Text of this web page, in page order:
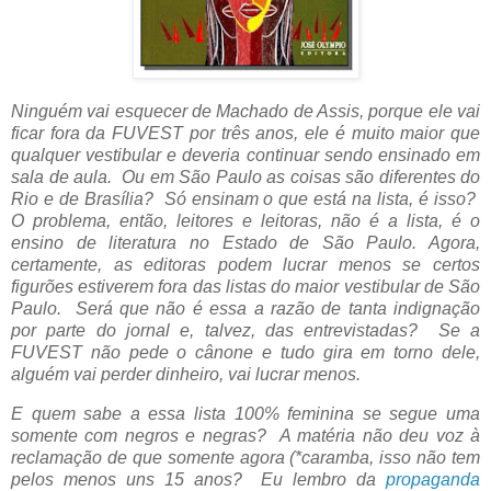
Ninguém vai esquecer de Machado de Assis, porque ele vai
ficar fora da FUVEST por três anos, ele é muito maior que
qualquer vestibular e deveria continuar sendo ensinado em
sala de aula. Ou em São Paulo as coisas são diferentes do
Rio e de Brasília? Só ensinam o que está na lista, é isso?
O problema, então, leitores e leitoras, não é a lista, é o
ensino de literatura no Estado de São Paulo. Agora,
certamente, as editoras podem lucrar menos se certos
figurões estiverem fora das listas do maior vestibular de São
Paulo. Será que não é essa a razão de tanta indignação
por parte do jornal e, talvez, das entrevistadas? Se a
FUVEST não pede o cânone e tudo gira em torno dele,
alguém vai perder dinheiro, vai lucrar menos.
E quem sabe a essa lista 100% feminina se segue uma
somente com negros e negras? A matéria não deu voz à
reclamação de que somente agora (*caramba, isso não tem
pelos menos uns 15 anos? Eu lembro da propaganda